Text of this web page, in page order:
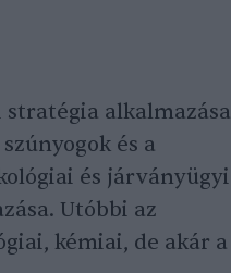
alkalmazása
és a
és járványügyi
Utóbbi az
kémiai, de akár a